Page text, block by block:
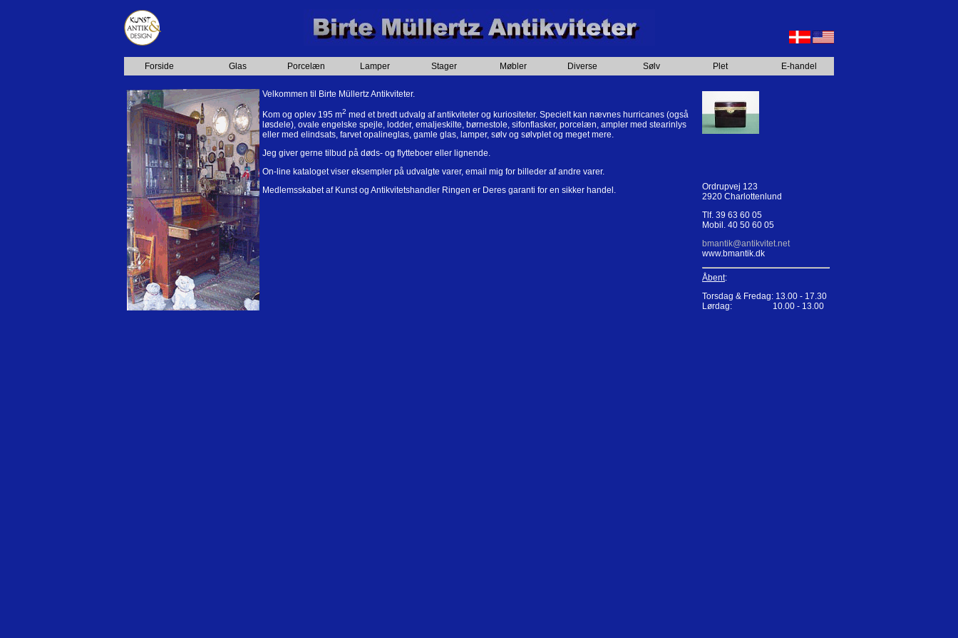
Forside Glas Porcelæn Lamper Stager Møbler Diverse Sølv Plet E-handel
Velkommen til Birte Müllertz Antikviteter.
Kom og oplev 195 m2 med et bredt udvalg af antikviteter og kuriositeter. Specielt kan nævnes hurricanes (også
løsdele), ovale engelske spejle, lodder, emaljeskilte, børnestole, sifonflasker, porcelæn, ampler med stearinlys
eller med elindsats, farvet opalineglas, gamle glas, lamper, sølv og sølvplet og meget mere.
Jeg giver gerne tilbud på døds- og flytteboer eller lignende.
On-line kataloget viser eksempler på udvalgte varer, email mig for billeder af andre varer.
Medlemsskabet af Kunst og Antikvitetshandler Ringen er Deres garanti for en sikker handel.
Ordrupvej 123
2920 Charlottenlund
Tlf. 39 63 60 05
Mobil. 40 50 60 05
bmantik@antikvitet.net
www.bmantik.dk
Åbent:
Torsdag & Fredag: 13.00 - 17.30
Lørdag: 10.00 - 13.00